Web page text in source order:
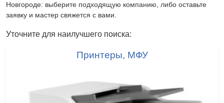
Новгороде: выберите подходящую компанию, либо оставьте
заявку и мастер свяжется с вами.
Уточните для наилучшего поиска:
Принтеры, МФУ